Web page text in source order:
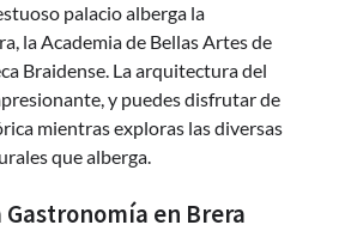
palacio alberga la
la Academia de Bellas Artes de
Braidense. La arquitectura del
y puedes disfrutar de
mientras exploras las diversas
que alberga.
en Brera